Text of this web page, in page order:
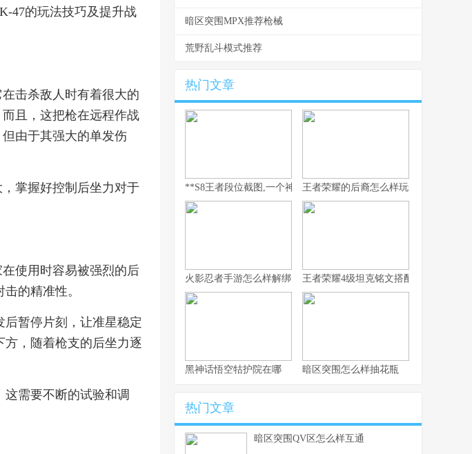
47的玩法技巧及提升战
击杀敌人时有着很大的
且，这把枪在远程作战
由于其强大的单发伤
掌握好控制后坐力对于
使用时容易被强烈的后
的精准性。
暂停片刻，让准星稳定
，随着枪支的后坐力逐
需要不断的试验和调
暗区突围MPX推荐枪械
荒野乱斗模式推荐
热门文章
**S8王者段位截图,一个神话的永恒见证**王者荣耀的后裔怎么样玩全流程解析
火影忍者手游怎么样解绑 王者荣耀4级坦克铭文搭配与实战思路
黑神话悟空牯护院在哪 暗区突围怎么样抽花瓶
热门文章
暗区突围QV区怎么样互通